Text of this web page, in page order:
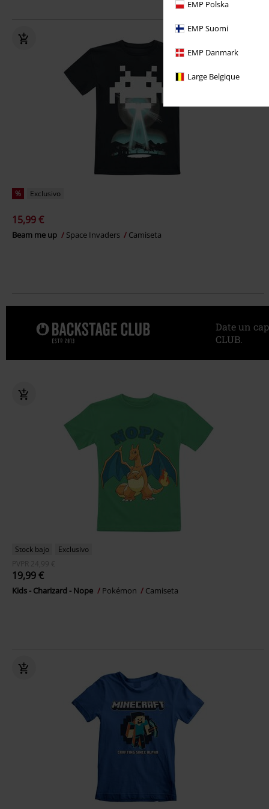
EMP Polska
EMP Suomi
EMP Danmark
Large Belgique
% Exclusivo
15,99 €
Beam me up Space Invaders Camiseta
Date un
CLUB.
Stock bajo
Exclusivo
PVPR 24,99 €
19,99 €
Kids - Charizard - Nope Pokémon Camiseta